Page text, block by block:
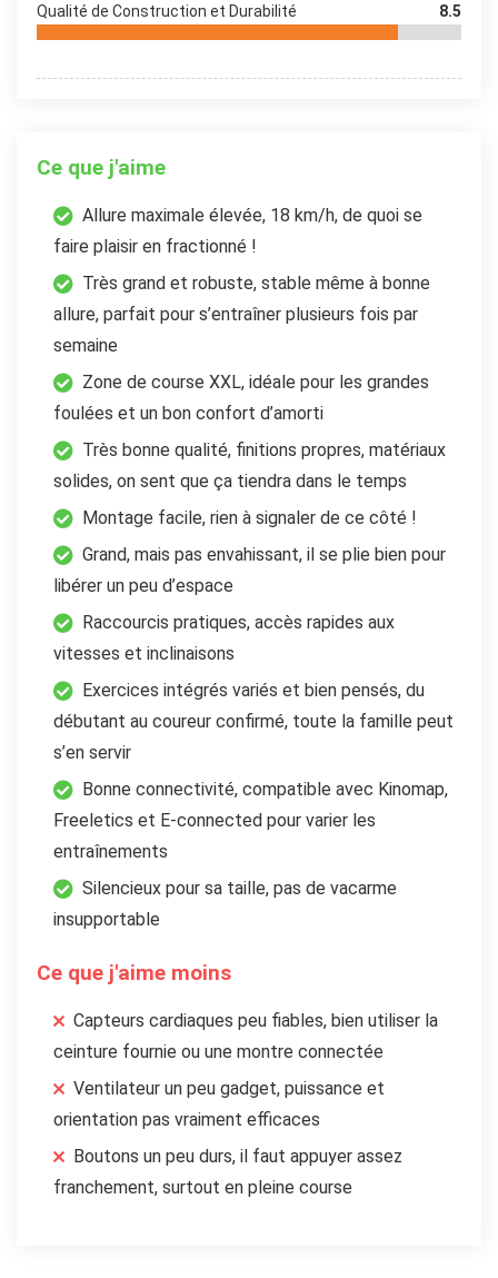
Qualité de Construction et Durabilité 8.5
Ce que j'aime
Allure maximale élevée, 18 km/h, de quoi se
faire plaisir en fractionné !
Très grand et robuste, stable même à bonne
allure, parfait pour s’entraîner plusieurs fois par
semaine
Zone de course XXL, idéale pour les grandes
foulées et un bon confort d’amorti
Très bonne qualité, finitions propres, matériaux
solides, on sent que ça tiendra dans le temps
Montage facile, rien à signaler de ce côté !
Grand, mais pas envahissant, il se plie bien pour
libérer un peu d’espace
Raccourcis pratiques, accès rapides aux
vitesses et inclinaisons
Exercices intégrés variés et bien pensés, du
débutant au coureur confirmé, toute la famille peut
s’en servir
Bonne connectivité, compatible avec Kinomap,
Freeletics et E-connected pour varier les
entraînements
Silencieux pour sa taille, pas de vacarme
insupportable
Ce que j'aime moins
Capteurs cardiaques peu fiables, bien utiliser la
ceinture fournie ou une montre connectée
Ventilateur un peu gadget, puissance et
orientation pas vraiment efficaces
Boutons un peu durs, il faut appuyer assez
franchement, surtout en pleine course